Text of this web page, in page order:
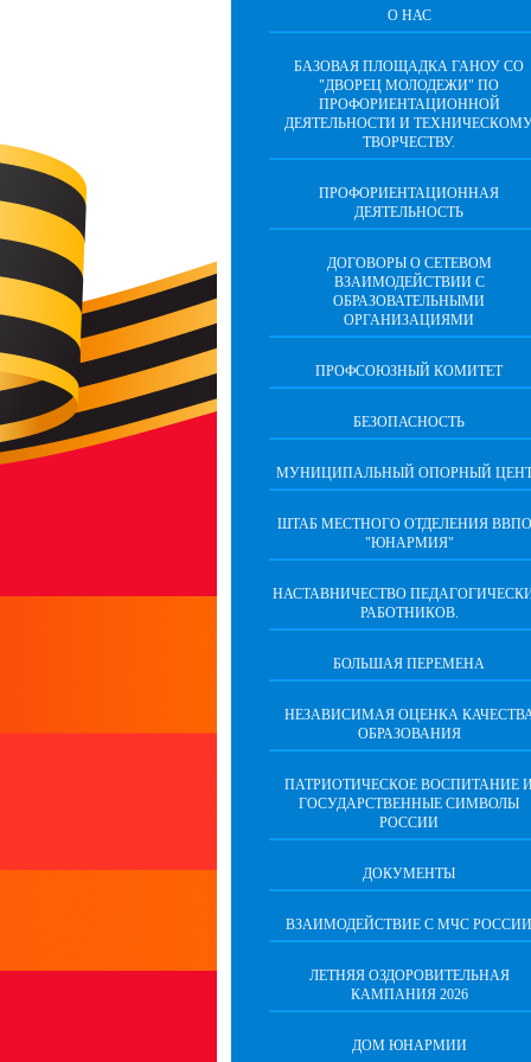
О НАС
БАЗОВАЯ ПЛОЩАДКА ГАНОУ СО
"ДВОРЕЦ МОЛОДЕЖИ" ПО
ПРОФОРИЕНТАЦИОННОЙ
ДЕЯТЕЛЬНОСТИ И
ТВОРЧЕСТВУ.
ПРОФОРИЕНТАЦИОННАЯ
ДЕЯТЕЛЬНОСТЬ
ДОГОВОРЫ О СЕТЕВОМ
ВЗАИМОДЕЙСТВИИ С
ОБРАЗОВАТЕЛЬНЫМИ
ОРГАНИЗАЦИЯМИ
ПРОФСОЮЗНЫЙ КОМИТЕТ
БЕЗОПАСНОСТЬ
МУНИЦИПАЛЬНЫЙ ОПОРНЫЙ
ШТАБ МЕСТНОГО ОТДЕЛЕНИЯ
"ЮНАРМИЯ"
НАСТАВНИЧЕСТВО
РАБОТНИКОВ.
БОЛЬШАЯ ПЕРЕМЕНА
НЕЗАВИСИМАЯ ОЦЕНКА
ОБРАЗОВАНИЯ
ПАТРИОТИЧЕСКОЕ ВОСПИТАНИЕ
ГОСУДАРСТВЕННЫЕ СИМВОЛЫ
РОССИИ
ДОКУМЕНТЫ
ВЗАИМОДЕЙСТВИЕ С МЧС РОССИИ
ЛЕТНЯЯ ОЗДОРОВИТЕЛЬНАЯ
КАМПАНИЯ 2026
ДОМ ЮНАРМИИ